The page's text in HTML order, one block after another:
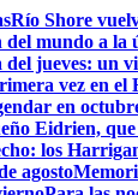
Río Shore
del mundo a la
jueves: un
vez en el
en
Eidrien, que
los
agosto